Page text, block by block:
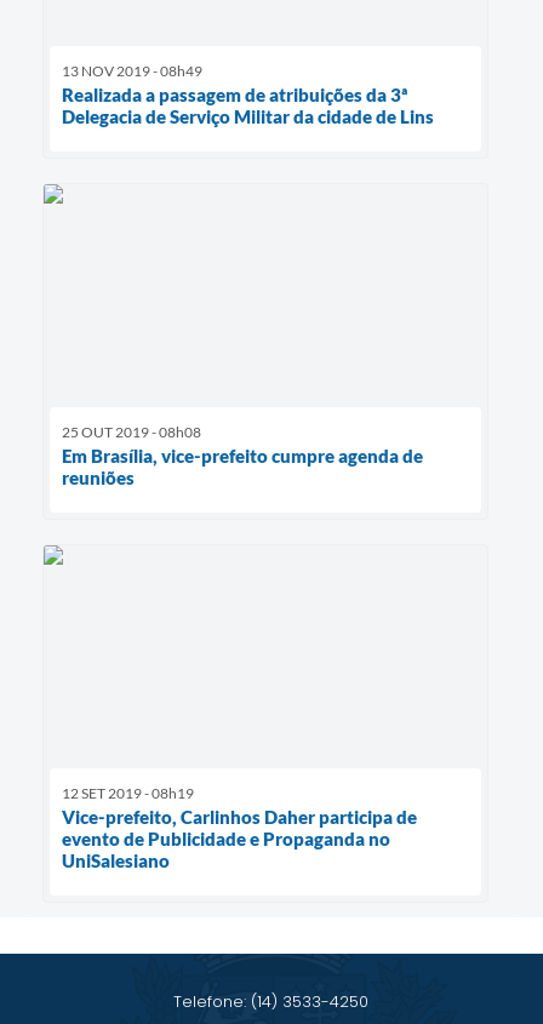
13 NOV 2019 - 08h49
Realizada a passagem de atribuições da 3ª
Delegacia de Serviço Militar da cidade de Lins
25 OUT 2019 - 08h08
Em Brasília, vice-prefeito cumpre agenda de
reuniões
12 SET 2019 - 08h19
Vice-prefeito, Carlinhos Daher participa de
evento de Publicidade e Propaganda no
UniSalesiano
Telefone: (14) 3533-4250